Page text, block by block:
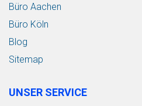
Büro Aachen
Büro Köln
Blog
Sitemap
UNSER SERVICE